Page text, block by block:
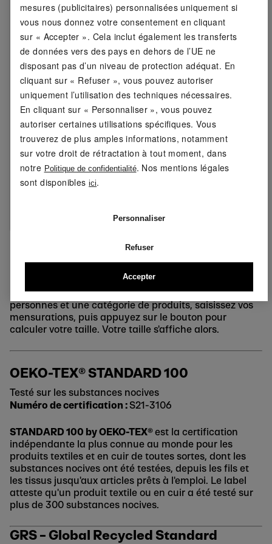
Fonction :
séchage rapide et évacuation
de l'humidité
Encolure : légère encolure en V
Composition:
94 % polyester, 6 % élasthanne
(LYCRA®)
Conseils
d'entretien :
Laver à 40°C maximum
Ne pas blanchir
Ma taille Lidl ? Rien de plus facile !
Il suffit de consulter le Lidl. Choisissez un groupe de
personnes et une catégorie de produits, saisissez vos
mensurations, puis appuyez sur le bouton pour
calculer votre taille. Votre taille s'affiche alors.
OEKO-TEX® STANDARD 100
Testé sur les substances nocives
Numéro de certification :S21-3106
STANDARD 100 by OEKO-TEX®est la certification
indépendante la plus connue au monde pour les
produits textiles et en cuir de toutes sortes, dont les
substances nocives ont été testées, depuis les fils et
les tissus jusqu'aux articles prêts à l'emploi. Le label
atteste qu'un produit textile ou en cuir a été testé sur
plus de 300 substances nocives.
GRS – Global Recycled Standard
mesures (publicitaires) personnalisées uniquement si
vous nous donnez votre consentement en cliquant
sur « Accepter ». Cela inclut également les transferts
de données vers des pays en dehors de l’UE ne
disposant pas d’un niveau de protection adéquat. En
cliquant sur « Refuser », vous pouvez autoriser
uniquement l’utilisation des techniques nécessaires.
En cliquant sur « Personnaliser », vous pouvez
autoriser certaines utilisations spécifiques. Vous
trouverez de plus amples informations, notamment
sur votre droit de rétractation à tout moment, dans
notre Politique de confidentialité. Nos mentions légales
sont disponiblesici.
Personnaliser
Refuser
Accepter